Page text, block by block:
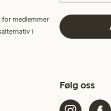
for medlemmer
i
Følg oss